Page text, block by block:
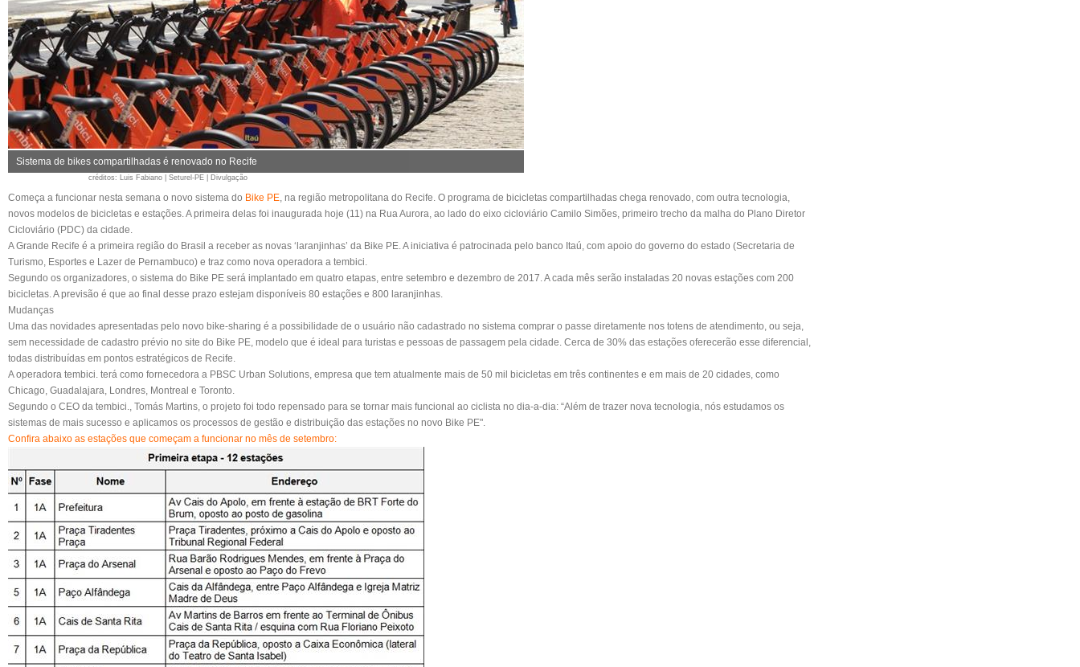
Sistema de bikes compartilhadas é renovado no Recife
créditos: Luis Fabiano | Seturel-PE | Divulgação
Começa a funcionar nesta semana o novo sistema do Bike PE, na região metropolitana do Recife. O programa de bicicletas compartilhadas chega renovado, com outra tecnologia,
novos modelos de bicicletas e estações. A primeira delas foi inaugurada hoje (11) na Rua Aurora, ao lado do eixo cicloviário Camilo Simões, primeiro trecho da malha do Plano Diretor
Cicloviário (PDC) da cidade.
A Grande Recife é a primeira região do Brasil a receber as novas ‘laranjinhas’ da Bike PE. A iniciativa é patrocinada pelo banco Itaú, com apoio do governo do estado (Secretaria de
Turismo, Esportes e Lazer de Pernambuco) e traz como nova operadora a tembici.
Segundo os organizadores, o sistema do Bike PE será implantado em quatro etapas, entre setembro e dezembro de 2017. A cada mês serão instaladas 20 novas estações com 200
bicicletas. A previsão é que ao final desse prazo estejam disponíveis 80 estações e 800 laranjinhas.
Mudanças
Uma das novidades apresentadas pelo novo bike-sharing é a possibilidade de o usuário não cadastrado no sistema comprar o passe diretamente nos totens de atendimento, ou seja,
sem necessidade de cadastro prévio no site do Bike PE, modelo que é ideal para turistas e pessoas de passagem pela cidade. Cerca de 30% das estações oferecerão esse diferencial,
todas distribuídas em pontos estratégicos de Recife.
A operadora tembici. terá como fornecedora a PBSC Urban Solutions, empresa que tem atualmente mais de 50 mil bicicletas em três continentes e em mais de 20 cidades, como
Chicago, Guadalajara, Londres, Montreal e Toronto.
Segundo o CEO da tembici., Tomás Martins, o projeto foi todo repensado para se tornar mais funcional ao ciclista no dia-a-dia: “Além de trazer nova tecnologia, nós estudamos os
sistemas de mais sucesso e aplicamos os processos de gestão e distribuição das estações no novo Bike PE".
Confira abaixo as estações que começam a funcionar no mês de setembro: